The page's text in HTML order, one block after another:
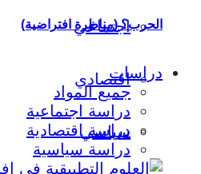
اجتماعي
اقتصادي
سياسي
الحرب؟ (مناظرة افتراضية)
دراسات
جميع المواد
دراسة اجتماعية
دراسة اقتصادية
دراسة سياسية